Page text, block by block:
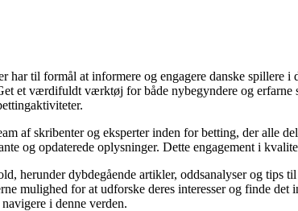
har til formål at informere og engagere danske spillere
et værdifuldt værktøj for både nybegyndere og
af skribenter og eksperter inden for betting, der alle
og opdaterede oplysninger. Dette engagement i
herunder dybdegående artikler, oddsanalyser og tips
mulighed for at udforske deres interesser og finde det
i denne verden.